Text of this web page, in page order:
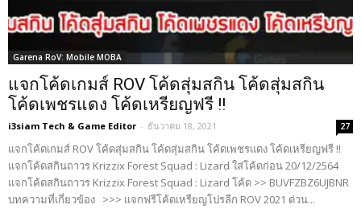
Garena RoV: Mobile MOBA
แจกโค้ดเกมส์ ROV โค้ดสุ่มสกิน โค้ดสุ่มสกิน
โค้ดเพชรแดง โค้ดเหรียญฟรี !!
i3siam Tech & Game Editor - ธันวาคม 18, 2021 27
แจกโค้ดเกมส์ ROV โค้ดสุ่มสกิน โค้ดสุ่มสกิน โค้ดเพชรแดง โค้ดเหรียญฟรี !!
แจกโค้ดสกินถาวร Krizzix Forest Squad : Lizard ใส่โค้ดก่อน 20/12/2564
แจกโค้ดสกินถาวร Krizzix Forest Squad : Lizard โค้ด >> BUVFZBZ6UJBNR
บทความที่เกี่ยวข้อง >>> แจกฟรีโค้ดเหรียญโปรลีก ROV 2021 ด่วน...